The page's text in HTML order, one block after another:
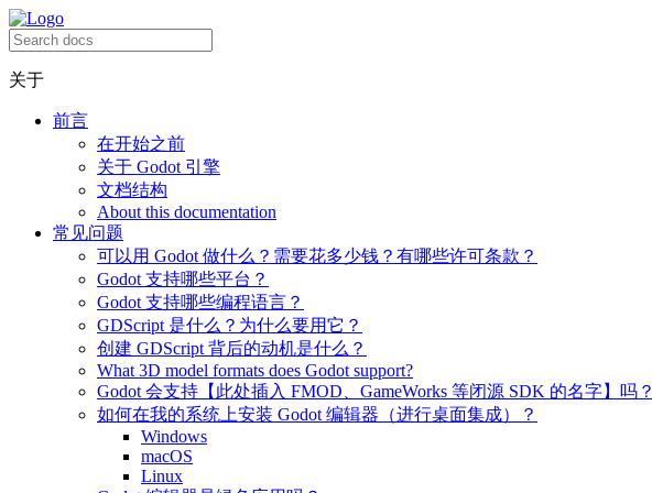
关于
前言
在开始之前
关于 Godot 引擎
文档结构
About this documentation
常见问题
可以用 Godot 做什么？需要花多少钱？有哪些许可条款？
Godot 支持哪些平台？
Godot 支持哪些编程语言？
GDScript 是什么？为什么要用它？
创建 GDScript 背后的动机是什么？
What 3D model formats does Godot support?
Godot 会支持【此处插入 FMOD、GameWorks 等闭源 SDK 的名字】吗？
如何在我的系统上安装 Godot 编辑器（进行桌面集成）？
Windows
macOS
Linux